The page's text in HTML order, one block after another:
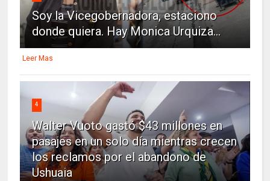
Soy la Vicegobernadora, estaciono
donde quiera. Hay Monica Urquiza...
Leer Mas
4
Walter Vuoto gastó $43 millones en
pasajes en un solo día mientras crecen
los reclamos por el abandono de
Ushuaia